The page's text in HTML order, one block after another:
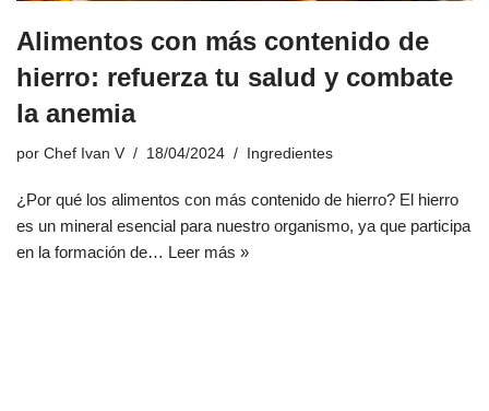
Alimentos con más contenido de
hierro: refuerza tu salud y combate
la anemia
por Chef Ivan V 18/04/2024 Ingredientes
¿Por qué los alimentos con más contenido de hierro? El hierro
es un mineral esencial para nuestro organismo, ya que participa
en la formación de… Leer más »